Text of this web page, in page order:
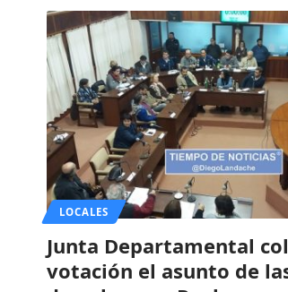
LOCALES
Junta Departamental
votación el asunto de